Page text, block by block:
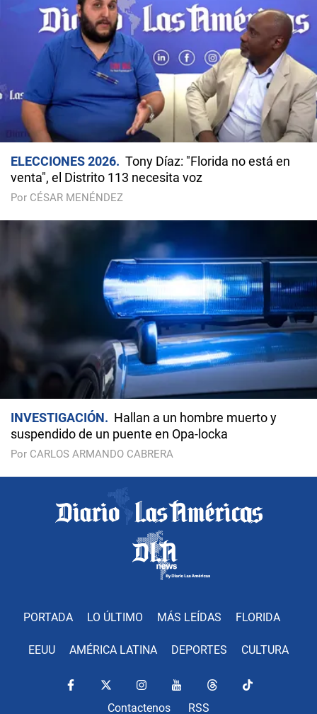
ELECCIONES 2026
Tony Díaz: "Florida no está en
venta", el Distrito 113 necesita voz
Por CÉSAR MENÉNDEZ
INVESTIGACIÓN
Hallan a un hombre muerto y
suspendido de un puente en Opa-locka
Por CARLOS ARMANDO CABRERA
PORTADA LO ÚLTIMO MÁS LEÍDAS FLORIDA
EEUU AMÉRICA LATINA DEPORTES CULTURA
Contactenos RSS